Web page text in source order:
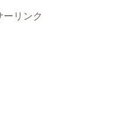
ーリンク